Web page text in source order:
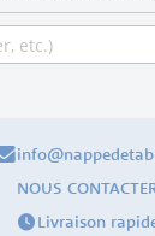
NOUS
Livraison